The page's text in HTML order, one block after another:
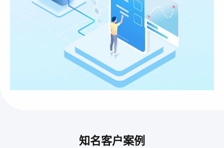
知名客户案例